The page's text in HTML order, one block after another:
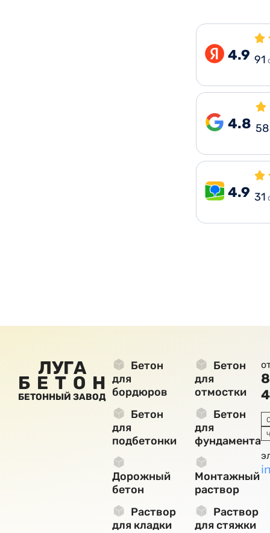
4.9 91
4.8 58
4.9 31
ЛУГА
БЕТОН
БЕТОННЫЙ ЗАВОД
Бетон
для
бордюров
Бетон
для
отмостки
Бетон
для
подбетонки
Бетон
для
фундамента
Дорожный
бетон
Монтажный
раствор
Раствор
для кладки
Раствор
для стяжки